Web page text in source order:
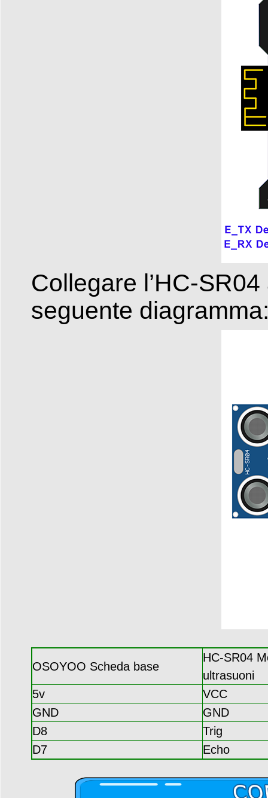
Collegare l’HC-
seguente
OSOYOO Scheda base
HC-SR04
ultrasuoni
5v
VCC
GND
GND
D8
Trig
D7
Echo